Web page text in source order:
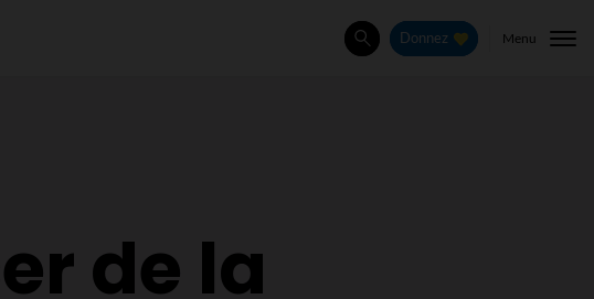
Rechercher
Donnez Menu
de la